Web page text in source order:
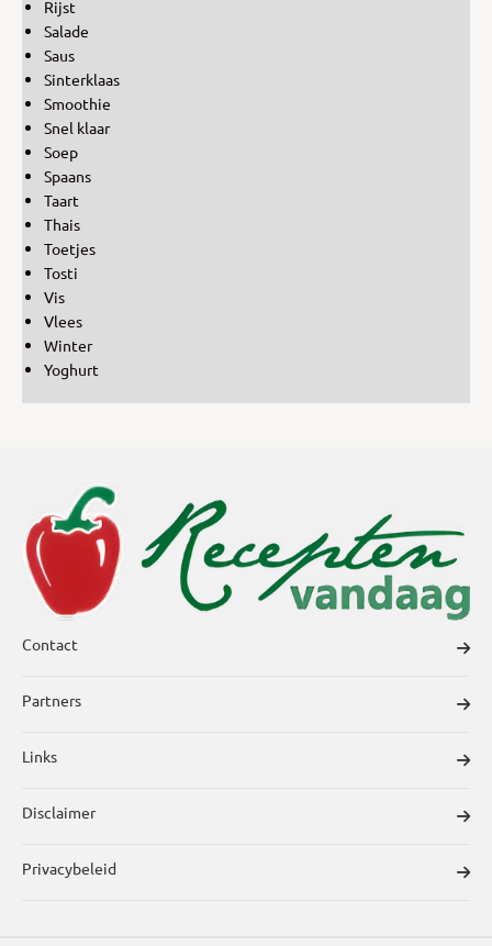
Rijst
Salade
Saus
Sinterklaas
Smoothie
Snel klaar
Soep
Spaans
Taart
Thais
Toetjes
Tosti
Vis
Vlees
Winter
Yoghurt
Contact
Partners
Links
Disclaimer
Privacybeleid